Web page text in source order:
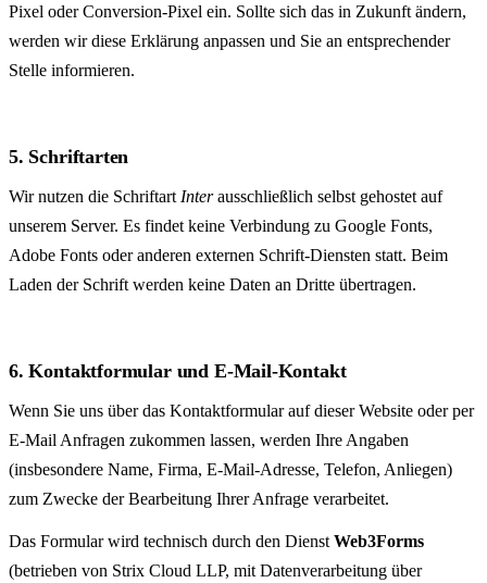
Pixel oder Conversion-Pixel ein. Sollte sich das in Zukunft ändern,
werden wir diese Erklärung anpassen und Sie an entsprechender
Stelle informieren.
5. Schriftarten
Wir nutzen die Schriftart Interausschließlich selbst gehostet auf
unserem Server. Es findet keine Verbindung zu Google Fonts,
Adobe Fonts oder anderen externen Schrift-Diensten statt. Beim
Laden der Schrift werden keine Daten an Dritte übertragen.
6. Kontaktformular und E-Mail-Kontakt
Wenn Sie uns über das Kontaktformular auf dieser Website oder per
E-Mail Anfragen zukommen lassen, werden Ihre Angaben
(insbesondere Name, Firma, E-Mail-Adresse, Telefon, Anliegen)
zum Zwecke der Bearbeitung Ihrer Anfrage verarbeitet.
Das Formular wird technisch durch den Dienst Web3Forms
(betrieben von Strix Cloud LLP, mit Datenverarbeitung über